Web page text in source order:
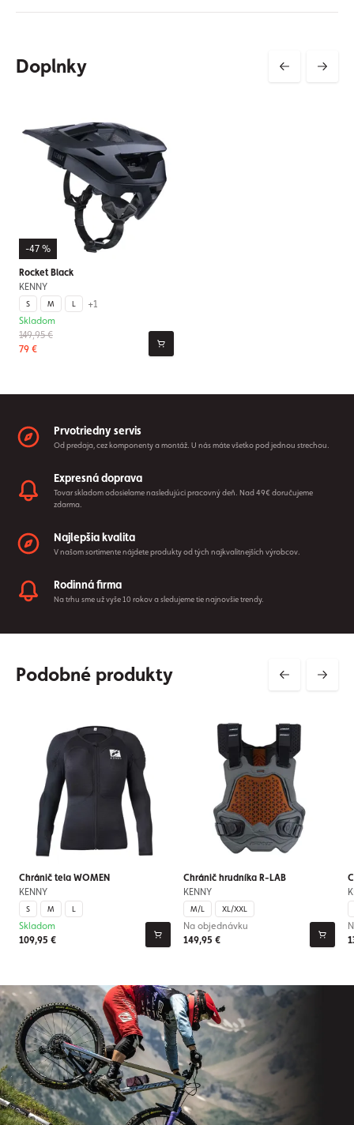
Doplnky
-47 %
Rocket Black
KENNY
S M L +1
149,95 €
79 €
Skladom
Prvotriedny servis
Od predaja, cez komponenty a montáž. U nás máte všetko pod jednou strechou.
Expresná doprava
Tovar skladom odosielame nasledujúci pracovný deň. Nad 49€ doručujeme
zdarma.
Najlepšia kvalita
V našom sortimente nájdete produkty od tých najkvalitnejších výrobcov.
Rodinná firma
Na trhu sme už vyše 10 rokov a sledujeme tie najnovšie trendy.
Podobné produkty
Chránič tela WOMEN
KENNY
S M L
109,95 €
Skladom
Chránič hrudníka R-LAB
KENNY
M/L XL/XXL
149,95 €
Na objednávku